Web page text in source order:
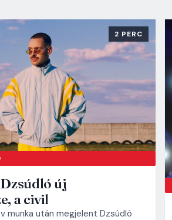
2 PERC
új
a civil
munka után megjelent Dzsúdló